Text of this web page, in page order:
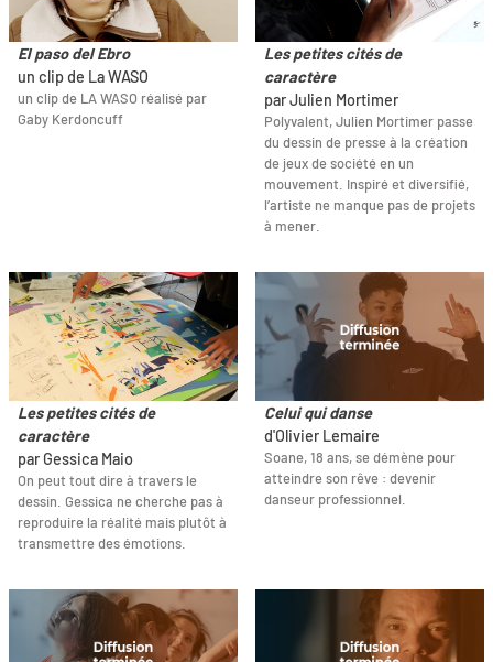
El paso del Ebro
un clip de La WASO
un clip de LA WASO réalisé par
Gaby Kerdoncuff
Les petites cités de
caractère
par Julien Mortimer
Polyvalent, Julien Mortimer passe
du dessin de presse à la création
de jeux de société en un
mouvement. Inspiré et diversifié,
l’artiste ne manque pas de projets
à mener.
Les petites cités de
caractère
par Gessica Maio
On peut tout dire à travers le
dessin. Gessica ne cherche pas à
reproduire la réalité mais plutôt à
transmettre des émotions.
Celui qui danse
d'Olivier Lemaire
Soane, 18 ans, se démène pour
atteindre son rêve : devenir
danseur professionnel.